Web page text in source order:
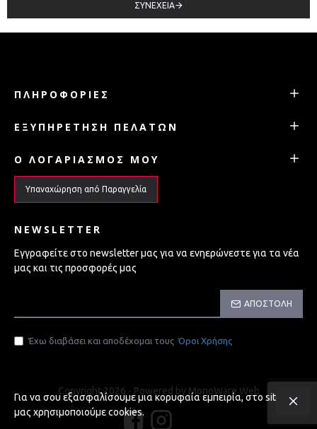
ΣΥΝΈΧΕΙΑ
ΠΛΗΡΟΦΟΡΊΕΣ
ΕΞΥΠΗΡΈΤΗΣΗ ΠΕΛΑΤΏΝ
Ο ΛΟΓΑΡΙΑΣΜΌΣ ΜΟΥ
Υπαναχώρηση από Παραγγελία
NEWSLETTER
Εγγραφείτε στο newsletter μας για να ενηερώνεστε για τα νέα
μας και τις προσφορές μας
ΑΠΟΣΤΟΛΉ
Έχω διαβάσει και αποδέχομαι τους Όροι Χρήσης
Copyright 2026 - Powered by MonoWare Web
Για να σου εξασφαλίσουμε μια κορυφαία εμπειρία, στο site
μας χρησιμοποιούμε cookies.